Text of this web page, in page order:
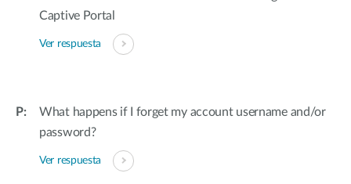
Captive Portal
Ver respuesta
What happens if I forget my account username and/or
password?
Ver respuesta